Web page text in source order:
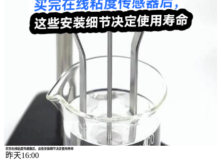
买完在线粘度传感器后，这些安装细节决定使用寿命
昨天16:00